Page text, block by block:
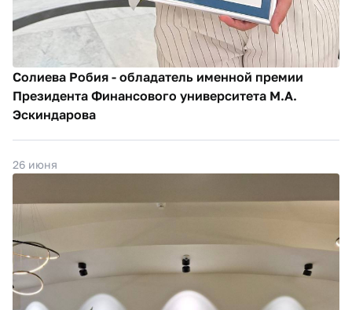
Солиева Робия - обладатель именной премии
Президента Финансового университета М.А.
Эскиндарова
26 июня